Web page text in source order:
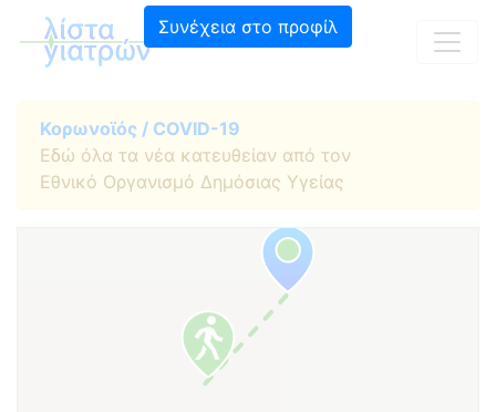
Συνέχεια στο προφίλ
Κορωνοϊός / COVID-19
Εδώ όλα τα νέα κατευθείαν από τον
Εθνικό Οργανισμό Δημόσιας Υγείας